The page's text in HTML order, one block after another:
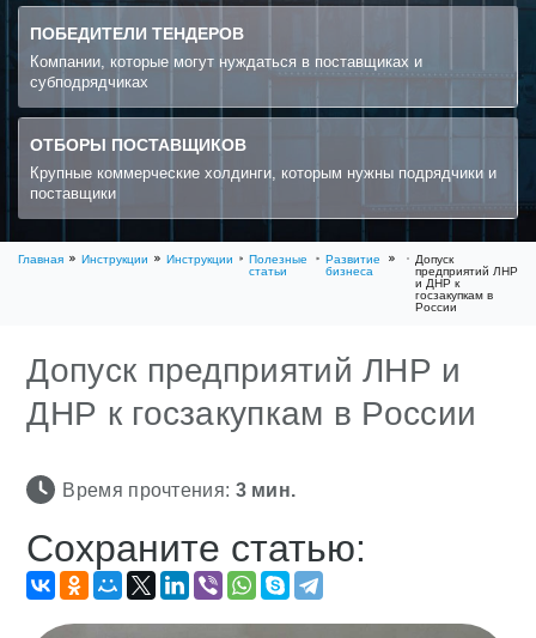
ПОБЕДИТЕЛИ ТЕНДЕРОВ
Компании, которые могут нуждаться в поставщиках и
субподрядчиках
ОТБОРЫ ПОСТАВЩИКОВ
Крупные коммерческие холдинги, которым нужны подрядчики и
поставщики
Главная Инструкции Инструкции
Полезные
статьи
Развитие
бизнеса
Допуск
предприятий ЛНР
и ДНР к
госзакупкам в
России
Допуск предприятий ЛНР и
ДНР к госзакупкам в России
Время прочтения: 3мин.
Сохраните статью: